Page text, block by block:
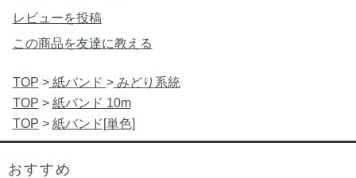
レビューを投稿
この商品を友達に教える
TOP >紙バンド >みどり系統
TOP > 紙バンド 10m
TOP > 紙バンド[単色]
おすすめ